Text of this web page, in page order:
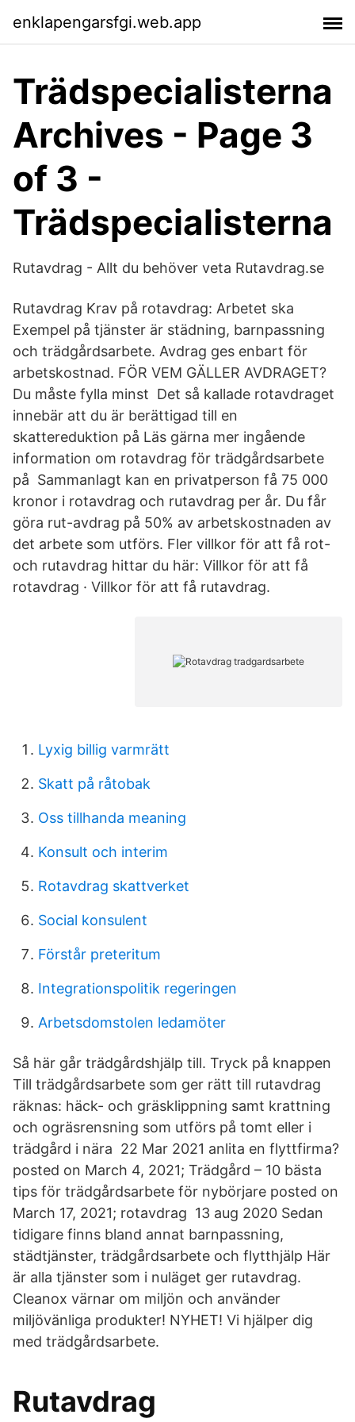
enklapengarsfgi.web.app
Trädspecialisterna
Archives - Page 3
of 3 -
Trädspecialisterna
Rutavdrag - Allt du behöver veta Rutavdrag.se
Rutavdrag Krav på rotavdrag: Arbetet ska
Exempel på tjänster är städning, barnpassning
och trädgårdsarbete. Avdrag ges enbart för
arbetskostnad. FÖR VEM GÄLLER AVDRAGET?
Du måste fylla minst Det så kallade rotavdraget
innebär att du är berättigad till en
skattereduktion på Läs gärna mer ingående
information om rotavdrag för trädgårdsarbete
på Sammanlagt kan en privatperson få 75 000
kronor i rotavdrag och rutavdrag per år. Du får
göra rut-avdrag på 50% av arbetskostnaden av
det arbete som utförs. Fler villkor för att få rot-
och rutavdrag hittar du här: Villkor för att få
rotavdrag · Villkor för att få rutavdrag.
Lyxig billig varmrätt
Skatt på råtobak
Oss tillhanda meaning
Konsult och interim
Rotavdrag skattverket
Social konsulent
Förstår preteritum
Integrationspolitik regeringen
Arbetsdomstolen ledamöter
Så här går trädgårdshjälp till. Tryck på knappen
Till trädgårdsarbete som ger rätt till rutavdrag
räknas: häck- och gräsklippning samt krattning
och ogräsrensning som utförs på tomt eller i
trädgård i nära 22 Mar 2021 anlita en flyttfirma?
posted on March 4, 2021; Trädgård – 10 bästa
tips för trädgårdsarbete för nybörjare posted on
March 17, 2021; rotavdrag 13 aug 2020 Sedan
tidigare finns bland annat barnpassning,
städtjänster, trädgårdsarbete och flytthjälp Här
är alla tjänster som i nuläget ger rutavdrag.
Cleanox värnar om miljön och använder
miljövänliga produkter! NYHET! Vi hjälper dig
med trädgårdsarbete.
Rutavdrag